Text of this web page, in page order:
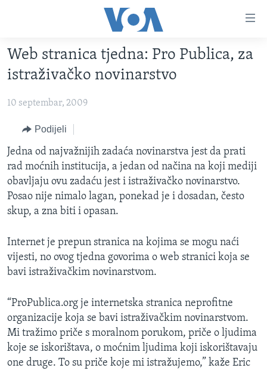
glavni
sadržaj
na
navigaciju
Idi
na
pretragu
FOTOGRAFIJE DANA
VIJESTI
SJEDINJENE AMERIČKE DRŽAVE
BOSNA I HERCEGOVINA
SVIJET
NAUKA I TEHNOLOGIJA
SPECIJALNI PROJEKTI
KORUPCIJA
SLOBODA MEDIJA
ŽENSKA STRANA
IZBJEGLIČKA STRANA
MAGAZIN
O GLASU AMERIKE
Learning English
PRATITE NAS
Web stranica tjedna: Pro Publica, za
istraživačko novinarstvo
10 septembar, 2009
Podijeli
Jedna od najvažnijih zadaća novinarstva jest da prati
rad moćnih institucija, a jedan od načina na koji mediji
obavljaju ovu zadaću jest i istraživačko novinarstvo.
Posao nije nimalo lagan, ponekad je i dosadan, često
skup, a zna biti i opasan.
Internet je prepun stranica na kojima se mogu naći
vijesti, no ovog tjedna govorima o web stranici koja se
bavi istraživačkim novinarstvom.
“ProPublica.org je internetska stranica neprofitne
organizacije koja se bavi istraživačkim novinarstvom.
Mi tražimo priče s moralnom porukom, priče o ljudima
koje se iskorištava, o moćnim ljudima koji iskorištavaju
one druge. To su priče koje mi istražujemo,” kaže Eric